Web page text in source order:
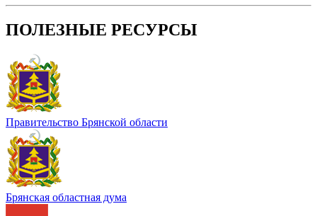
ПОЛЕЗНЫЕ РЕСУРСЫ
Правительство Брянской области
Брянская областная дума